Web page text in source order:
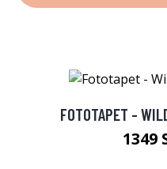
FOTOTAPET -
1349